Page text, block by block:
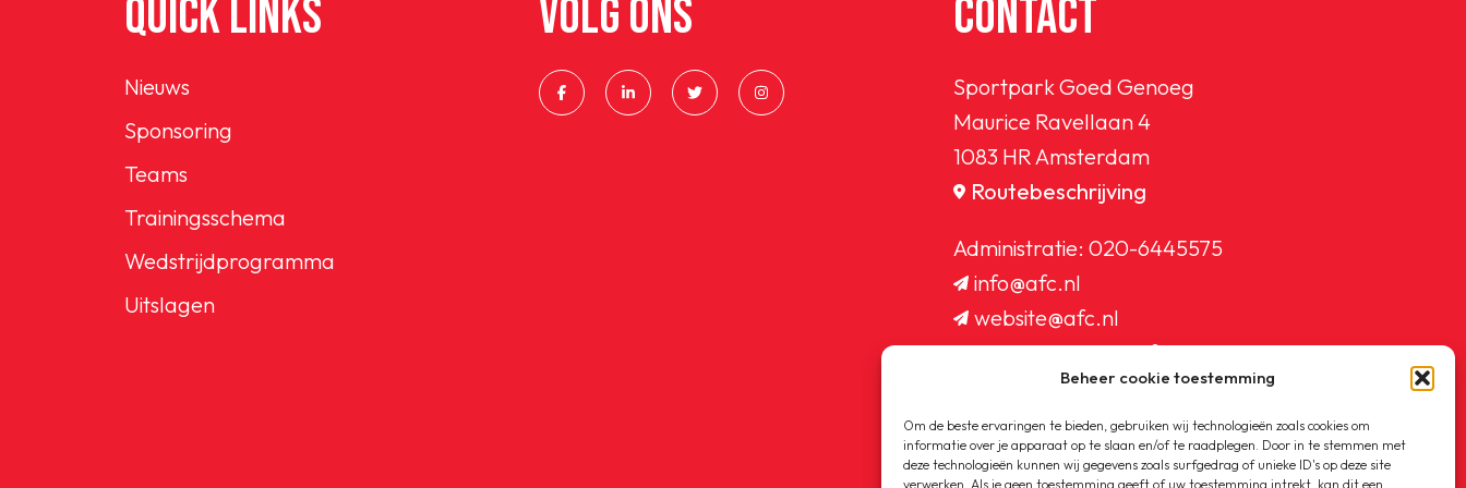
Beheer cookie toestemming
Om de beste ervaringen te bieden, gebruiken wij technologieën zoals cookies om
informatie over je apparaat op te slaan en/of te raadplegen. Door in te stemmen met
deze technologieën kunnen wij gegevens zoals surfgedrag of unieke ID's op deze site
verwerken. Als je geen toestemming geeft of uw toestemming intrekt, kan dit een
QUICK LINKS
Nieuws
Sponsoring
Teams
Trainingsschema
Wedstrijdprogramma
Uitslagen
VOLG ONS CONTACT
Sportpark Goed Genoeg
Maurice Ravellaan 4
1083 HR Amsterdam
Routebeschrijving
Administratie: 020-6445575
info@afc.nl
website@afc.nl
wedstrijdzaken@afc.nl
ledenadministratie@afc.nl